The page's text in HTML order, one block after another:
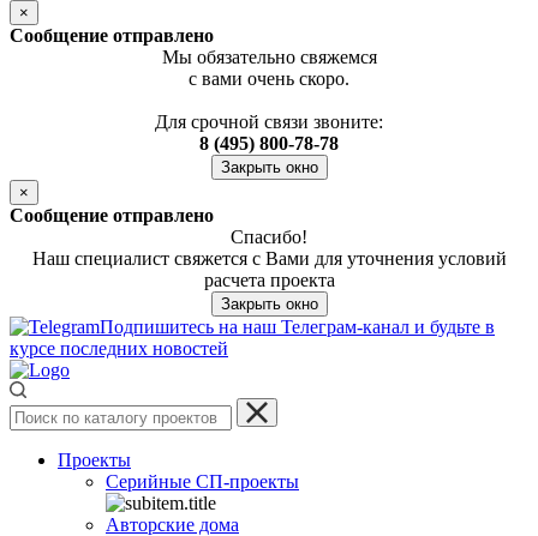
×
Сообщение отправлено
Мы обязательно свяжемся
с вами очень скоро.
Для срочной связи звоните:
8 (495) 800-78-78
Закрыть окно
×
Сообщение отправлено
Спасибо!
Наш специалист свяжется с Вами для уточнения условий
расчета проекта
Закрыть окно
Подпишитесь на наш Телеграм-канал и будьте в
курсе последних новостей
Проекты
Серийные СП-проекты
Авторские дома